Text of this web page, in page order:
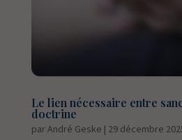
Le lien nécessaire entre
doctrine
parAndré Geske | 29 décembre